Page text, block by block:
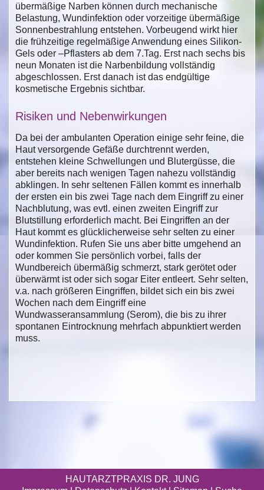
übermäßige Narben können durch mechanische
Belastung, Wundinfektion oder vorzeitige übermäßige
Sonnenbestrahlung entstehen. Vorbeugend wirkt hier
die frühzeitige regelmäßige Anwendung eines Silikon-
Gels oder –Pflasters ab dem 7.Tag. Erst nach sechs bis
neun Monaten ist die Narbenbildung vollständig
abgeschlossen. Erst danach ist das endgültige
kosmetische Ergebnis sichtbar.
Risiken und Nebenwirkungen
Da bei der ambulanten Operation einige sehr feine, die
Haut versorgende Gefäße durchtrennt werden,
entstehen kleine Schwellungen und Blutergüsse, die
aber bereits nach wenigen Tagen nahezu vollständig
abklingen. In sehr seltenen Fällen kommt es innerhalb
der ersten ein bis zwei Tage nach dem Eingriff zu einer
Nachblutung, was evtl. einen zweiten Eingriff zur
Blutstillung erforderlich macht. Bei Eingriffen an der
Haut kommt es glücklicherweise sehr selten zu einer
Wundinfektion. Rufen Sie uns aber bitte umgehend an
oder kommen Sie persönlich vorbei, falls der
Wundbereich übermäßig schmerzt, stark gerötet oder
überwärmt ist oder sich sogar Eiter entleert. Sehr selten,
v.a. nach größeren Eingriffen, bildet sich ein bis zwei
Wochen nach dem Eingriff eine
Wundwasseransammlung (Serom), die bis zu ihrer
spontanen Eintrocknung mehrfach abpunktiert werden
muss.
HAUTARZTPRAXIS DR. JUNG